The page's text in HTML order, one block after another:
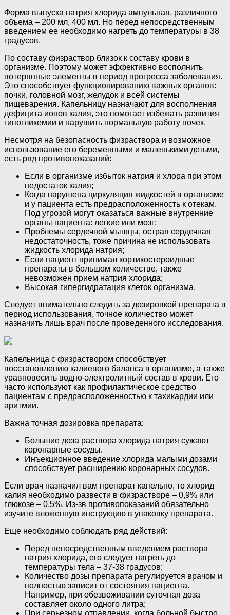
Форма выпуска натрия хлорида ампульная, различного
объема – 200 мл, 400 мл. Но перед непосредственным
введением ее необходимо нагреть до температуры в 38
градусов.
По составу физраствор близок к составу крови в
организме. Поэтому может эффективно восполнить
потерянные элементы в период прогресса заболевания.
Это способствует функционированию важных органов:
почки, головной мозг, желудок и всей системы
пищеварения. Капельницу назначают для восполнения
дефицита ионов калия, это помогает избежать развития
гипогликемии и нарушить нормальную работу почек.
Несмотря на безопасность физраствора и возможное
использование его беременными и маленькими детьми,
есть ряд противопоказаний:
Если в организме избыток натрия и хлора при этом
недостаток калия;
Когда нарушена циркуляция жидкостей в организме
и у пациента есть предрасположенность к отекам.
Под угрозой могут оказаться важные внутренние
органы пациента: легкие или мозг;
Проблемы сердечной мышцы, острая сердечная
недостаточность, тоже причина не использовать
жидкость хлорида натрия;
Если пациент принимал кортикостероидные
препараты в большом количестве, также
невозможен прием натрия хлорида;
Высокая гипергидратация клеток организма.
Следует внимательно следить за дозировкой препарата в
период использования, точное количество может
назначить лишь врач после проведенного исследования.
Капельница с физраствором способствует
восстановлению калиевого баланса в организме, а также
уравновесить водно-электролитный состав в крови. Его
часто используют как профилактическое средство
пациентам с предрасположенностью к тахикардии или
аритмии.
Важна точная дозировка препарата:
Большие доза раствора хлорида натрия сужают
коронарные сосуды.
Инъекционное введение хлорида малыми дозами
способствует расширению коронарных сосудов.
Если врач назначил вам препарат капельно, то хлорид
калия необходимо развести в физрастворе – 0,9% или
глюкозе – 0,5%. Из-зв противопоказаний обязательно
изучите вложенную инструкцию в упаковку препарата.
Еще необходимо соблюдать ряд действий:
Перед непосредственным введением раствора
натрия хлорида, его следует нагреть до
температуры тела – 37-38 градусов;
Количество дозы препарата регулируется врачом и
полностью зависит от состояния пациента.
Например, при обезвоживании суточная доза
составляет около одного литра;
При серьезном отравлении, когда больной быстро